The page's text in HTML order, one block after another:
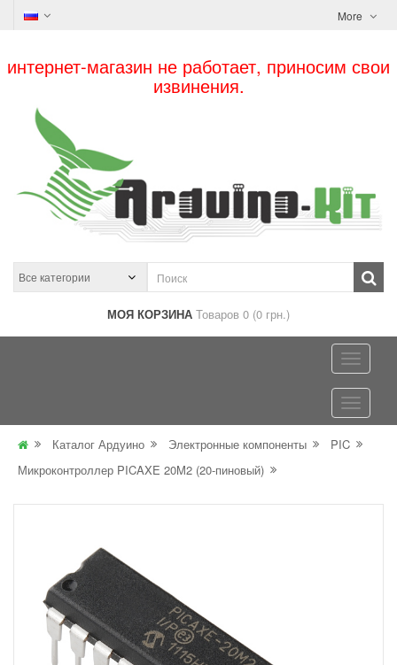
More
интернет-магазин не работает, приносим свои
извинения.
МОЯ КОРЗИНА Товаров 0 (0 грн.)
Каталог Ардуино Электронные компоненты
PIC
Микроконтроллер PICAXE 20M2 (20-пиновый)